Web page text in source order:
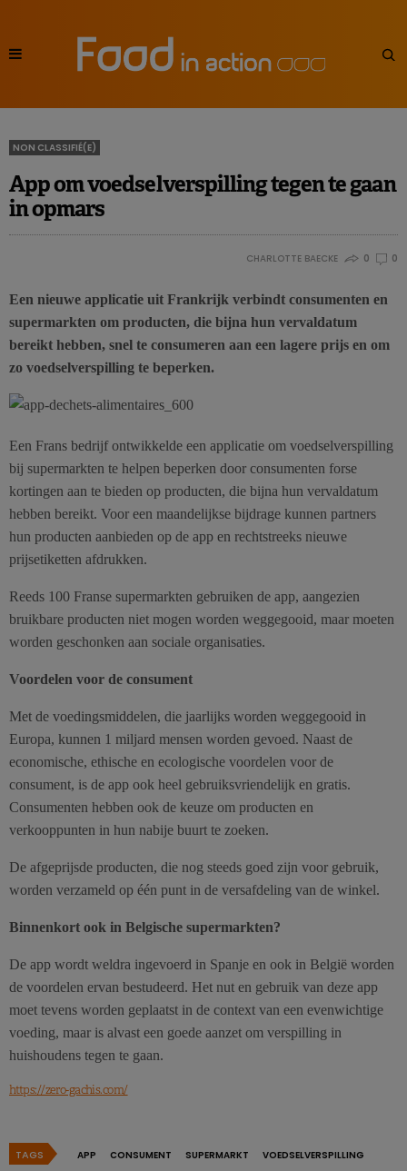
NON CLASSIFIÉ(E)
App om voedselverspilling tegen te gaan
in opmars
CHARLOTTE BAECKE 0 0
Een nieuwe applicatie uit Frankrijk verbindt consumenten en
supermarkten om producten, die bijna hun vervaldatum
bereikt hebben, snel te consumeren aan een lagere prijs en om
zo voedselverspilling te beperken.
Een Frans bedrijf ontwikkelde een applicatie om voedselverspilling
bij supermarkten te helpen beperken door consumenten forse
kortingen aan te bieden op producten, die bijna hun vervaldatum
hebben bereikt. Voor een maandelijkse bijdrage kunnen partners
hun producten aanbieden op de app en rechtstreeks nieuwe
prijsetiketten afdrukken.
Reeds 100 Franse supermarkten gebruiken de app, aangezien
bruikbare producten niet mogen worden weggegooid, maar moeten
worden geschonken aan sociale organisaties.
Voordelen voor de consument
Met de voedingsmiddelen, die jaarlijks worden weggegooid in
Europa, kunnen 1 miljard mensen worden gevoed. Naast de
economische, ethische en ecologische voordelen voor de
consument, is de app ook heel gebruiksvriendelijk en gratis.
Consumenten hebben ook de keuze om producten en
verkooppunten in hun nabije buurt te zoeken.
De afgeprijsde producten, die nog steeds goed zijn voor gebruik,
worden verzameld op één punt in de versafdeling van de winkel.
Binnenkort ook in Belgische supermarkten?
De app wordt weldra ingevoerd in Spanje en ook in België worden
de voordelen ervan bestudeerd. Het nut en gebruik van deze app
moet tevens worden geplaatst in de context van een evenwichtige
voeding, maar is alvast een goede aanzet om verspilling in
huishoudens tegen te gaan.
https://zero-gachis.com/
TAGS APP CONSUMENT SUPERMARKT
VOEDSELVERSPILLING